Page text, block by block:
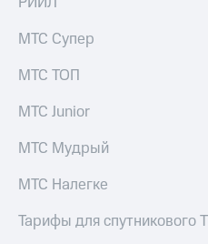
номером
Поддержка
и подписки
Premium
Подписка
интернета,
общие
подписки
и услуги,
к геолокации
Сертификаты
безопасности
под
рукой
в Мой МТС
МТС Супер
МТС ТОП
МТС Junior
МТС Мудрый
МТС Налегке
Тарифы для спутникового